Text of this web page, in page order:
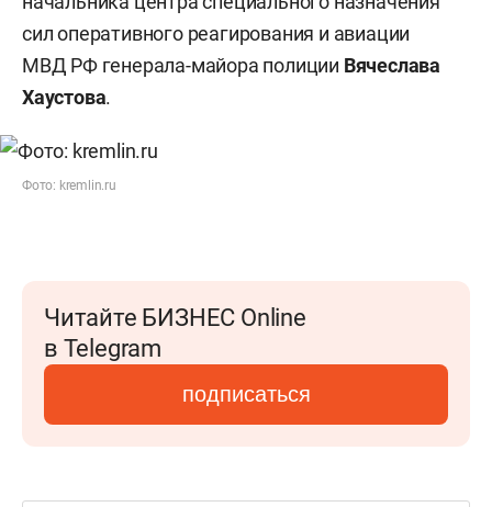
сил оперативного реагирования и авиации
МВД РФ генерала-майора полиции Вячеслава
Хаустова.
Фото: kremlin.ru
Читайте БИЗНЕС Online
в Telegram
подписаться